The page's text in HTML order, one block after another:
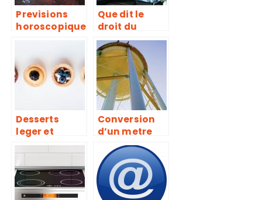
Previsions
horoscopique
quelques
signes
astrologiques
Que dit le
droit du
travail
concernant le
controle arret
maladie et
vacances
d’un employe
?
Desserts
leger et
rapide, 4
recettes
faciles a
realiser en
moins de 15
Conversion
d’un metre
cube en
tonne : le
guide